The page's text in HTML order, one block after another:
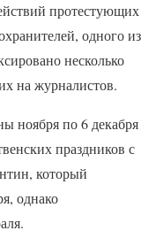
протестующих
одного из
несколько
на журналистов.
ноября по 6 декабря
праздников с
который
однако